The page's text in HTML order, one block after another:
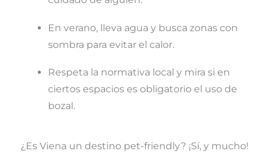
En verano, lleva agua y busca zonas con
sombra para evitar el calor.
Respeta la normativa local y mira si en
ciertos espacios es obligatorio el uso de
bozal.
¿Es Viena un destino pet-friendly? ¡Sí, y mucho!